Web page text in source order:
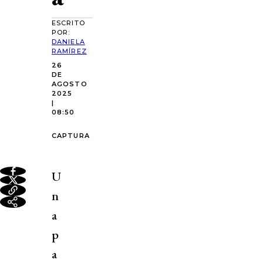
ESCRITO
POR:
DANIELA
RAMÍREZ
26
DE
AGOSTO
2025
|
08:50
CAPTURA
U
n
a
p
a